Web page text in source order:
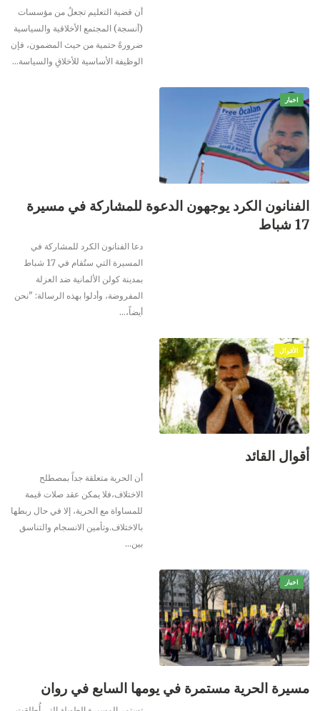
أن قضية التعليم تجعلُ من مؤسسات
(أنسجة) المجتمع الأخلاقية والسياسية
ضرورةً حتمية من حيث المضمون، فإن
الوظيفة الأساسية للأخلاقِ والسياسة…
اخبار
الفنانون الكرد يوجهون الدعوة للمشاركة في مسيرة
17 شباط
دعا الفنانون الكرد للمشاركة في
المسيرة التي ستُقام في 17 شباط
بمدينة كولن الألمانية ضد العزلة
المفروضة، وأدلوا بهذه الرسالة: "نحن
أيضاً،…
الأقوال
أقوال القائد
أن الحرية متعلقة جداً بمصطلح
الاختلاف،فلا يمكن عقد صلات قيمة
للمساواة مع الحرية، إلا في حال ربطها
بالاختلاف.وتأمين الانسجام والتناسق
بين…
اخبار
مسيرة الحرية مستمرة في يومها السابع في روان